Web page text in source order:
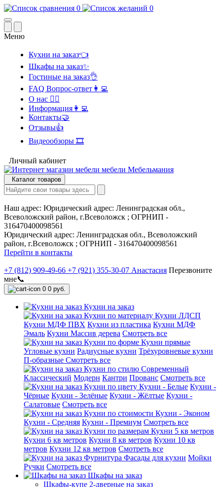
0 0
Меню
Кухни на заказ👈
Шкафы на заказ✨
Гостиные на заказ👌
FAQ Вопрос-ответ👩‍💻
О нас 🙋‍♂️
Информация👩‍💻
Контакты🤝
Отзывы👍
Видеообзоры 🎞️
Личный кабинет
Каталог товаров
Наш адрес: Юридический адрес: Ленинградская обл.,
Всеволожский район, г.Всеволожск ; ОГРНИП -
316470400098561
Юридический адрес: Ленинградская обл., Всеволожский
район, г.Всеволожск ; ОГРНИП - 316470400098561
Перейти в контакты
+7 (812) 909-49-66 +7 (921) 355-30-07 Анастасия Перезвоните
мне📞
0 0 руб.
Кухни на заказ
Кухни по материалу Кухни ЛДСП
Кухни МДФ ПВХ Кухни из пластика Кухни МДФ
Эмаль Кухни Массив дерева Смотреть все
Кухни по форме Кухни прямые
Угловые кухни Радиусные кухни Трёхуровневые кухни
П-образные Смотреть все
Кухни по стилю Современный
Классический Модерн Кантри Прованс Смотреть все
Кухни по цвету Кухни - Белые Кухни -
Чёрные Кухни - Зелёные Кухни - Жёлтые Кухни -
Салатовые Смотреть все
Кухни по стоимости Кухни - Эконом
Кухни - Средняя Кухни - Премиум Смотреть все
Кухни по размерам Кухни 5 кв метров
Кухни 6 кв метров Кухни 8 кв метров Кухни 10 кв
метров Кухни 12 кв метров Смотреть все
Фурнитура Фасады для кухни Мойки
Ручки Смотреть все
Шкафы на заказ
Шкафы-купе 2-дверные на заказ